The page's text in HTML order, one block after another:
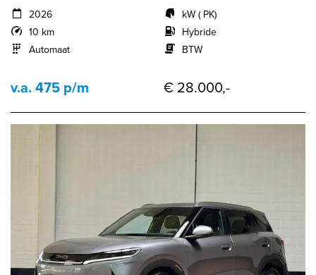
2026
10 km
Automaat
kW ( PK)
Hybride
BTW
v.a. 475 p/m € 28.000,-